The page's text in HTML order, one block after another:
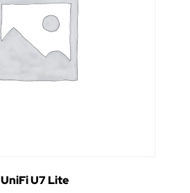
UniFi U7 Lite